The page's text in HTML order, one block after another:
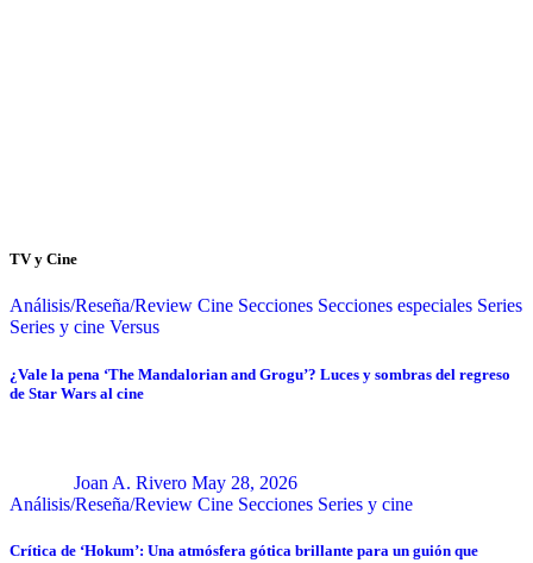
TV y Cine
Análisis/Reseña/Review Cine Secciones Secciones especiales Series
Series y cine Versus
¿Vale la pena ‘The Mandalorian and Grogu’? Luces y sombras del regreso
de Star Wars al cine
Joan A. Rivero May 28, 2026
Análisis/Reseña/Review Cine Secciones Series y cine
Crítica de ‘Hokum’: Una atmósfera gótica brillante para un guión que